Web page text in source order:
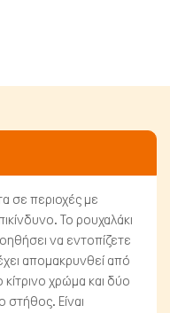
σε περιοχές με
Το ρουχαλάκι
να εντοπίζετε
απομακρυνθεί από
χρώμα και δύο
στήθος. Είναι